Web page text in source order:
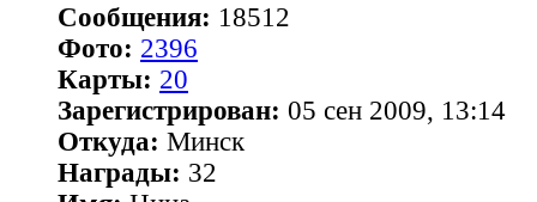
Сообщения: 18512
Фото: 2396
Карты: 20
Зарегистрирован: 05 сен 2009, 13:14
Откуда: Минск
Награды: 32